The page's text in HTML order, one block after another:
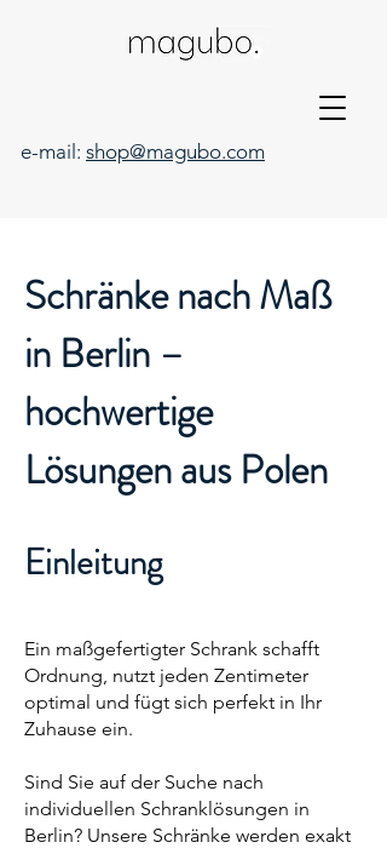
e-mail: shop@magubo.com
Schränke nach Maß
in Berlin –
hochwertige
Lösungen aus Polen
Einleitung
Ein maßgefertigter Schrank schafft
Ordnung, nutzt jeden Zentimeter
optimal und fügt sich perfekt in Ihr
Zuhause ein.
Sind Sie auf der Suche nach
individuellen Schranklösungen in
Berlin? Unsere Schränke werden exakt